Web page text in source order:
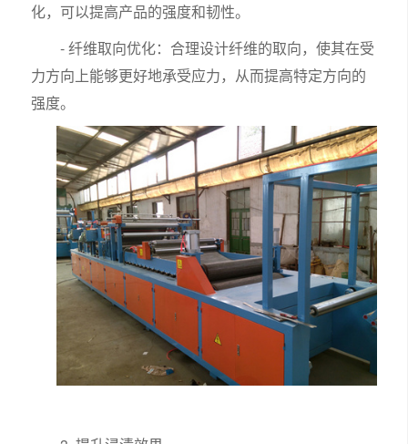
化，可以提高产品的强度和韧性。
- 纤维取向优化：合理设计纤维的取向，使其在受
力方向上能够更好地承受应力，从而提高特定方向的
强度。